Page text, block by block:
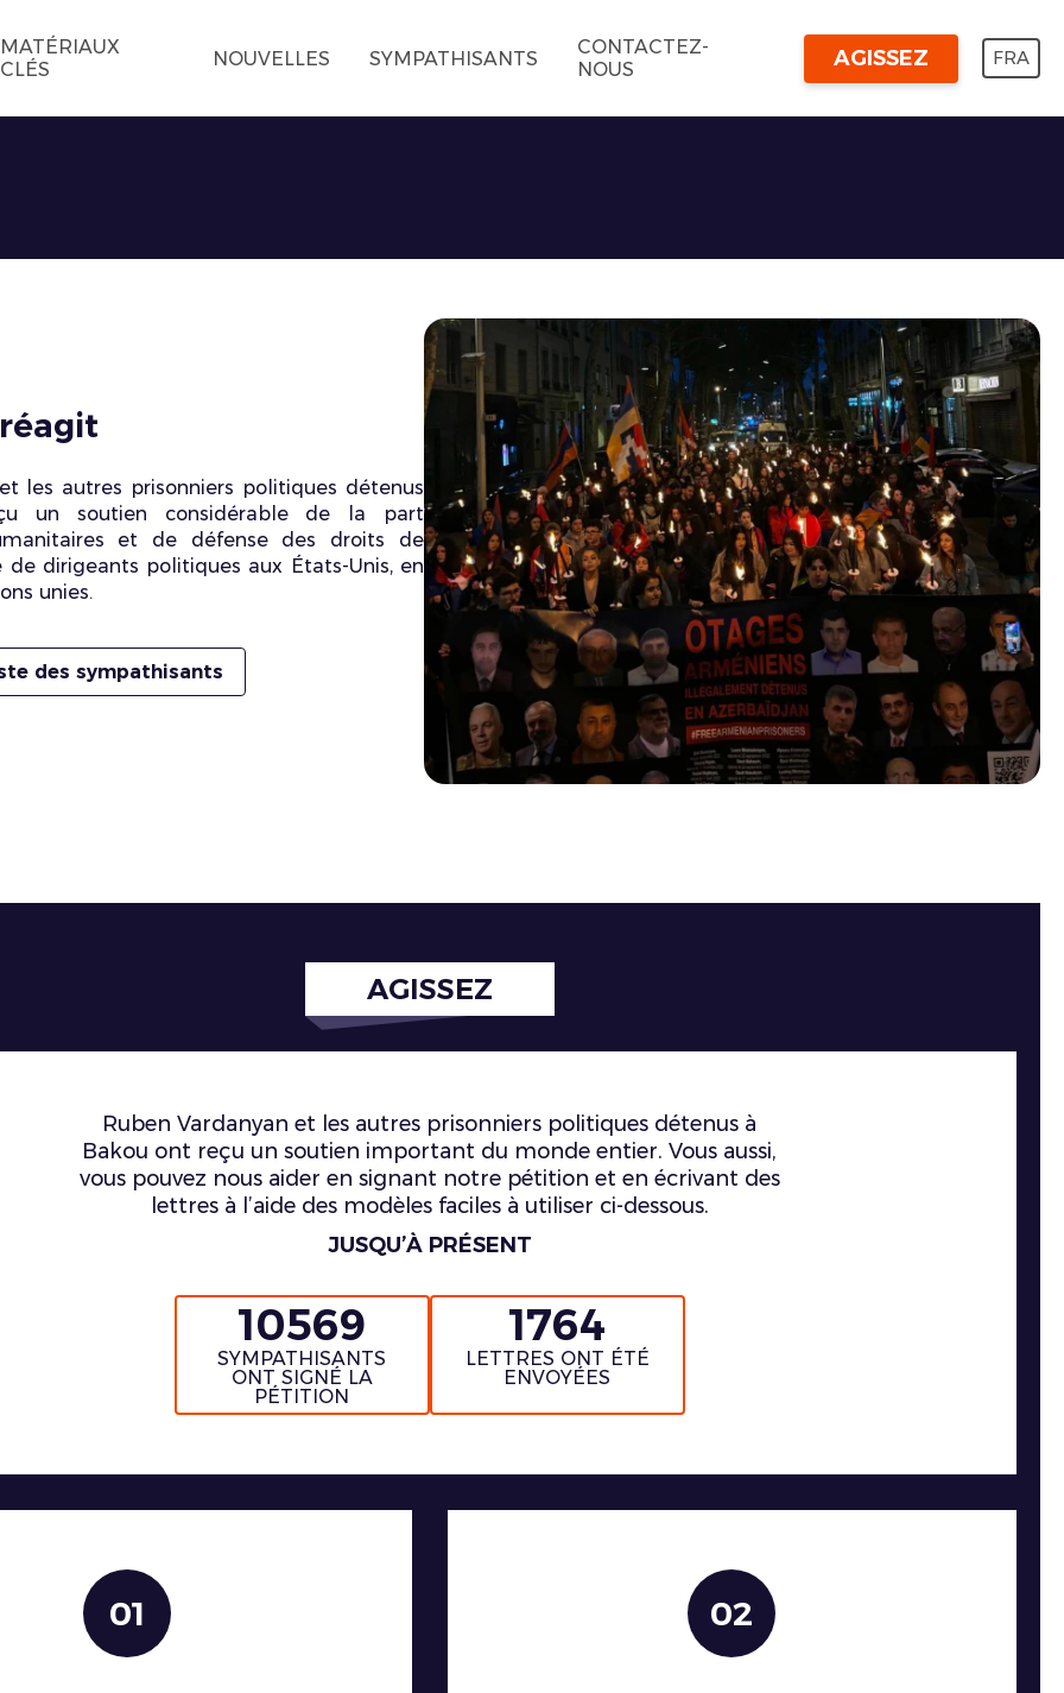
MATÉRIAUX
CLÉS
NOUVELLES SYMPATHISANTS
CONTACTEZ-
NOUS
AGISSEZ FRA
les autres prisonniers politiques détenus
un soutien considérable de la part
et de défense des droits de
de dirigeants politiques aux États-Unis, en
unies.
des sympathisants
AGISSEZ
Ruben Vardanyan et les autres prisonniers politiques détenus à
Bakou ont reçu un soutien important du monde entier. Vous aussi,
vous pouvez nous aider en signant notre pétition et en écrivant des
lettres à l’aide des modèles faciles à utiliser ci-dessous.
JUSQU’À PRÉSENT
10569
SYMPATHISANTS
ONT SIGNÉ LA
PÉTITION
1764
LETTRES ONT ÉTÉ
ENVOYÉES
01 02